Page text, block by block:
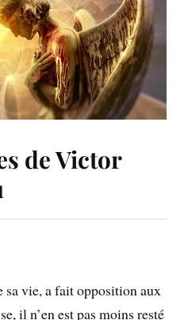
de Victor
vie, a fait opposition aux
il n’en est pas moins resté